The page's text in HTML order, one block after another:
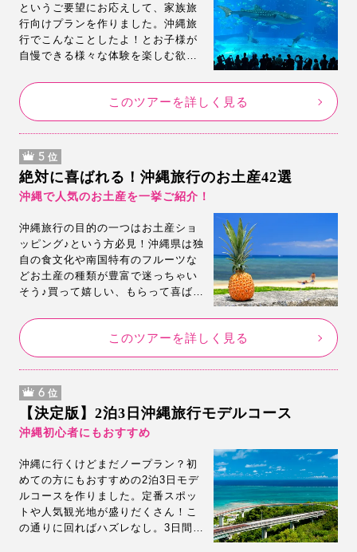
というご要望にお応えして、家族旅
行向けプランを作りました。沖縄旅
行でこんなことしたよ！とお子様が
自慢できる様々な体験を楽しむ欲張
沖縄を体験してみてください。
このツアーを詳しく見る
5 位
絶対に喜ばれる！沖縄旅行のお土産42選
沖縄で人気のお土産を一挙ご紹介！
沖縄旅行の目的の一つはお土産ショ
ッピング♪という方必見！沖縄県は独
自の食文化や南国特有のフルーツな
どお土産の種類が豊富で迷っちゃい
そう♪買って嬉しい、もらって喜ばれ
お得？注意点は？など気になる点も
まとめてみました。このツアーを詳しく見る
6 位
【決定版】2泊3日沖縄旅行モデルコース
沖縄初心者にもおすすめ
沖縄に行くけどまだノープラン？初
めての方にもおすすめの2泊3日モデ
ルコースを作りました。定番スポッ
トや人気観光地が盛りだくさん！こ
の通りに回ればハズレなし。3日間で